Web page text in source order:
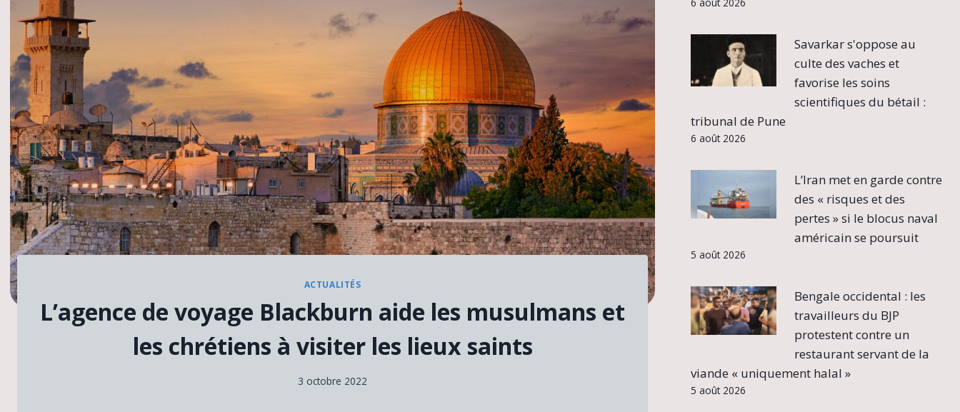
ACTUALITÉS
L’agence de voyage Blackburn aide les musulmans et
les chrétiens à visiter les lieux saints
3 octobre 2022
Savarkar s'oppose au
culte des vaches et
favorise les soins
scientifiques du bétail :
tribunal de Pune
6 août 2026
L’Iran met en garde contre
des « risques et des
pertes » si le blocus naval
américain se poursuit
5 août 2026
Bengale occidental : les
travailleurs du BJP
protestent contre un
restaurant servant de la
viande « uniquement halal »
5 août 2026